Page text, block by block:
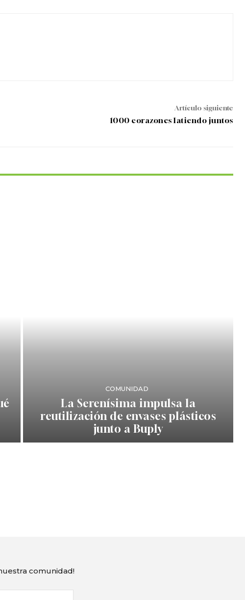
Artículo siguiente
1000 corazones latiendo juntos
COMUNIDAD
La Serenísima impulsa la
reutilización de envases plásticos
junto a Buply
comunidad!